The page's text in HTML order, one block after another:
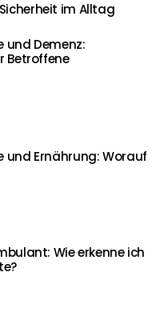
im Alltag
und Demenz:
Betroffene
und Ernährung: Worauf
Wie erkenne ich